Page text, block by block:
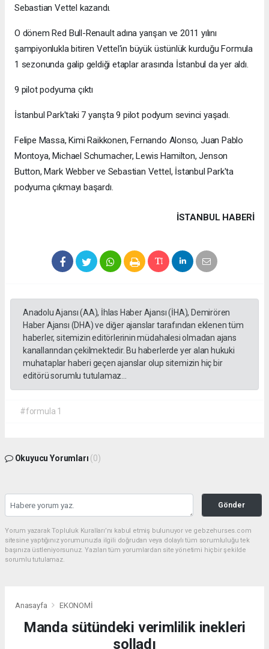
Sebastian Vettel kazandı.
O dönem Red Bull-Renault adına yarışan ve 2011 yılını
şampiyonlukla bitiren Vettel'in büyük üstünlük kurduğu Formula
1 sezonunda galip geldiği etaplar arasında İstanbul da yer aldı.
9 pilot podyuma çıktı
İstanbul Park'taki 7 yarışta 9 pilot podyum sevinci yaşadı.
Felipe Massa, Kimi Raikkonen, Fernando Alonso, Juan Pablo
Montoya, Michael Schumacher, Lewis Hamilton, Jenson
Button, Mark Webber ve Sebastian Vettel, İstanbul Park'ta
podyuma çıkmayı başardı.
İSTANBUL HABERİ
Anadolu Ajansı (AA), İhlas Haber Ajansı (İHA), Demirören
Haber Ajansı (DHA) ve diğer ajanslar tarafından eklenen tüm
haberler, sitemizin editörlerinin müdahalesi olmadan ajans
kanallarından çekilmektedir. Bu haberlerde yer alan hukuki
muhataplar haberi geçen ajanslar olup sitemizin hiç bir
editörü sorumlu tutulamaz...
#formula 1
Okuyucu Yorumları (0)
Gönder
Yorum yazarak Topluluk Kuralları’nı kabul etmiş bulunuyor ve gebzehurses.com
sitesine yaptığınız yorumunuzla ilgili doğrudan veya dolaylı tüm sorumluluğu tek
başınıza üstleniyorsunuz. Yazılan tüm yorumlardan site yönetimi hiçbir şekilde
sorumlu tutulamaz.
Anasayfa EKONOMİ
Manda sütündeki verimlilik inekleri
solladı